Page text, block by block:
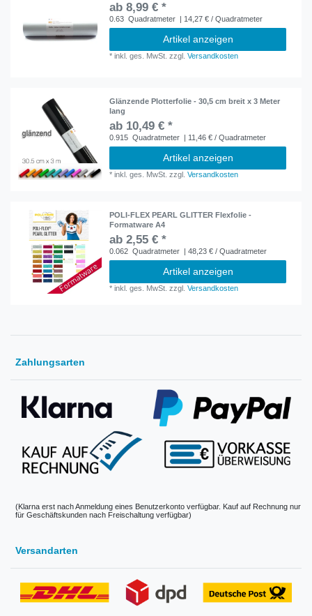
ab 8,99 € *
0.63 Quadratmeter | 14,27 € / Quadratmeter
Artikel anzeigen
*inkl. ges. MwSt. zzgl.Versandkosten
Glänzende Plotterfolie - 30,5 cm breit x 3 Meter
lang
ab 10,49 € *
0.915 Quadratmeter | 11,46 € / Quadratmeter
Artikel anzeigen
*inkl. ges. MwSt. zzgl.Versandkosten
POLI-FLEX PEARL GLITTER Flexfolie -
Formatware A4
ab 2,55 € *
0.062 Quadratmeter | 48,23 € / Quadratmeter
Artikel anzeigen
*inkl. ges. MwSt. zzgl.Versandkosten
Zahlungsarten
(Klarna erst nach Anmeldung eines Benutzerkonto verfügbar. Kauf auf Rechnung nur
für Geschäftskunden nach Freischaltung verfügbar)
Versandarten